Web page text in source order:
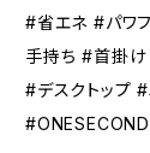
#省エネ #パワ
手持ち #首掛
#デスクトップ
#ONESECOND